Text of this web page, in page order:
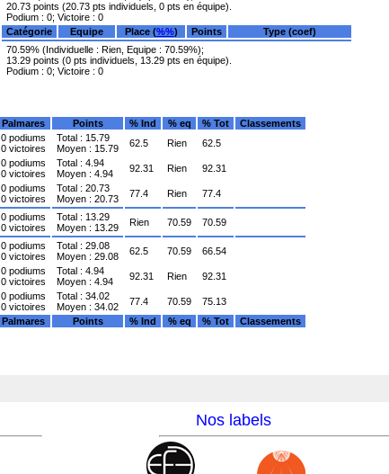
20.73 points (20.73 pts individuels, 0 pts en équipe).
Podium : 0; Victoire : 0
Catégorie Equipe Place (%%) Points Type (coef)
70.59% (Individuelle : Rien, Equipe : 70.59%);
13.29 points (0 pts individuels, 13.29 pts en équipe).
Podium : 0; Victoire : 0
Palmares Points % Ind % eq % Tot Classements
0 podiums
0 victoires
Total : 15.79
Moyen : 15.79
62.5 Rien 62.5
0 podiums
0 victoires
Total : 4.94
Moyen : 4.94
92.31 Rien 92.31
0 podiums
0 victoires
Total : 20.73
Moyen : 20.73
77.4 Rien 77.4
0 podiums
0 victoires
Total : 13.29
Moyen : 13.29
Rien 70.59 70.59
0 podiums
0 victoires
Total : 29.08
Moyen : 29.08
62.5 70.59 66.54
0 podiums
0 victoires
Total : 4.94
Moyen : 4.94
92.31 Rien 92.31
0 podiums
0 victoires
Total : 34.02
Moyen : 34.02
77.4 70.59
75.13
Palmares Points % Ind % eq % Tot
Classements
Nos labels